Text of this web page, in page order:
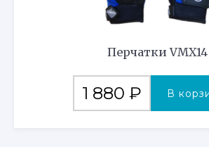
Перчатки VMX14
1 880 ₽ В